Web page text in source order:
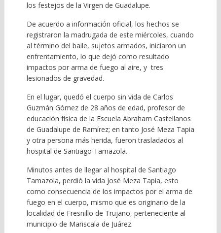
los festejos de la Virgen de Guadalupe.
De acuerdo a información oficial, los hechos se
registraron la madrugada de este miércoles, cuando
al término del baile, sujetos armados, iniciaron un
enfrentamiento, lo que dejó como resultado
impactos por arma de fuego al aire, y tres
lesionados de gravedad.
En el lugar, quedó el cuerpo sin vida de Carlos
Guzmán Gómez de 28 años de edad, profesor de
educación física de la Escuela Abraham Castellanos
de Guadalupe de Ramírez; en tanto José Meza Tapia
y otra persona más herida, fueron trasladados al
hospital de Santiago Tamazola.
Minutos antes de llegar al hospital de Santiago
Tamazola, perdió la vida José Meza Tapia, esto
como consecuencia de los impactos por el arma de
fuego en el cuerpo, mismo que es originario de la
localidad de Fresnillo de Trujano, perteneciente al
municipio de Mariscala de Juárez.